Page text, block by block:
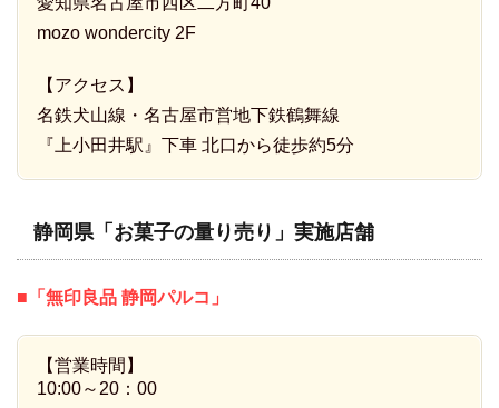
mozo wondercity 2F
【アクセス】
名鉄犬山線・名古屋市営地下鉄鶴舞線
『上小田井駅』下車 北口から徒歩約5分
静岡県「お菓子の量り売り」実施店舗
■「無印良品 静岡パルコ」
【営業時間】
10:00～20：00